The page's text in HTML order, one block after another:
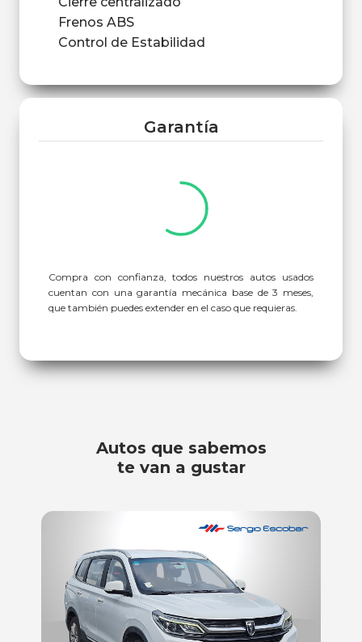
Frenos ABS
Control de Estabilidad
Garantía
Compra con confianza, todos nuestros autos usados
cuentan con una garantía mecánica base de 3 meses,
que también puedes extender en el caso que requieras.
Autos que sabemos
te van a gustar